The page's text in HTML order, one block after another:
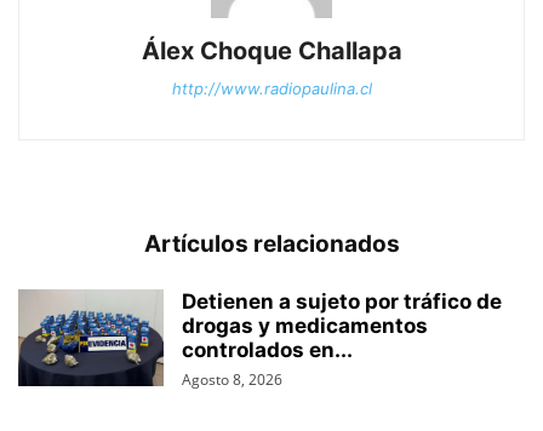
Álex Choque Challapa
http://www.radiopaulina.cl
Artículos relacionados
Detienen a sujeto por tráfico de
drogas y medicamentos
controlados en...
Agosto 8, 2026